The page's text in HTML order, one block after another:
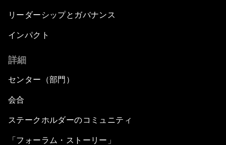
リーダーシップとガバナンス
インパクト
詳細
センター（部門）
会合
ステークホルダーのコミュニティ
「フォーラム・ストーリー」